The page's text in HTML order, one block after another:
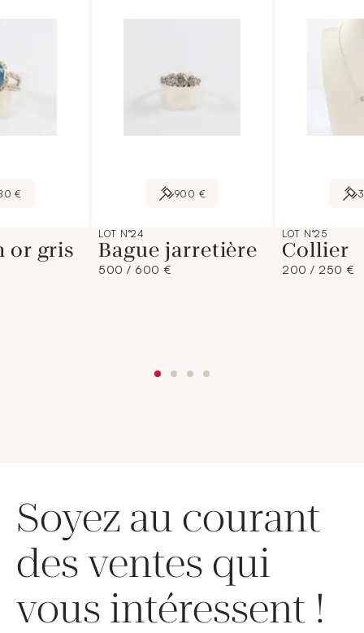
€
or gris
900 €
LOT N°24
Bague jarretière
500 / 600 €
LOT N°25
Collier
200 / 250 €
Soyez au courant
des ventes qui
vous intéressent !